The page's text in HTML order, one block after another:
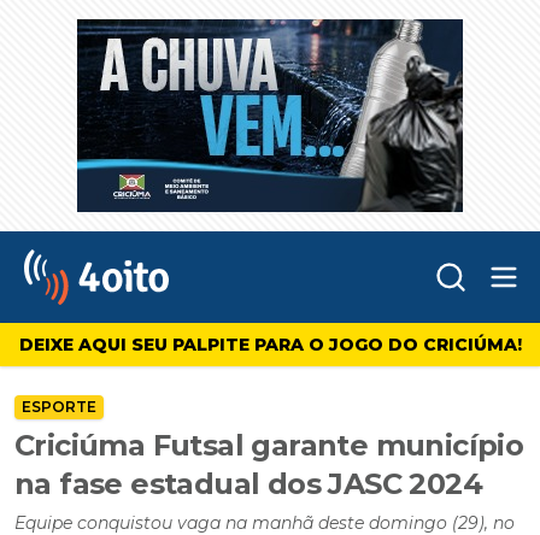
4oito
DEIXE AQUI SEU PALPITE PARA O JOGO DO CRICIÚMA!
ESPORTE
Criciúma Futsal garante município
na fase estadual dos JASC 2024
Equipe conquistou vaga na manhã deste domingo (29), no